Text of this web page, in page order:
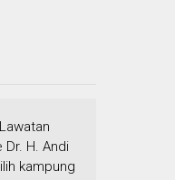
Dr. H. Andi
kampung